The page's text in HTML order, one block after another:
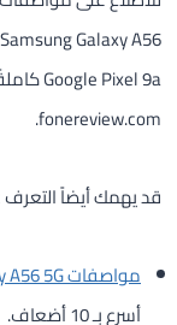
fonereview.com.
قد يهمك أيضاً
مواصفات Samsung Galaxy A56 5G
أسرع بـ 10 أضعاف.